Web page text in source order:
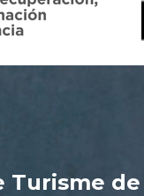
Turisme de